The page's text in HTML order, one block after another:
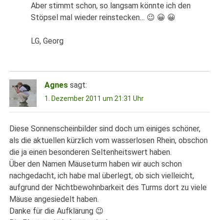
Aber stimmt schon, so langsam könnte ich den
Stöpsel mal wieder reinstecken… 😉 😀 😀
LG, Georg
Agnes sagt:
1. Dezember 2011 um 21:31 Uhr
Diese Sonnenscheinbilder sind doch um einiges schöner,
als die aktuellen kürzlich vom wasserlosen Rhein, obschon
die ja einen besonderen Seltenheitswert haben.
Über den Namen Mäuseturm haben wir auch schon
nachgedacht, ich habe mal überlegt, ob sich vielleicht,
aufgrund der Nichtbewohnbarkeit des Turms dort zu viele
Mäuse angesiedelt haben.
Danke für die Aufklärung 😉